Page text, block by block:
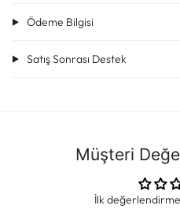
Ödeme Bilgisi
Satış Sonrası Destek
Müşteri
İlk